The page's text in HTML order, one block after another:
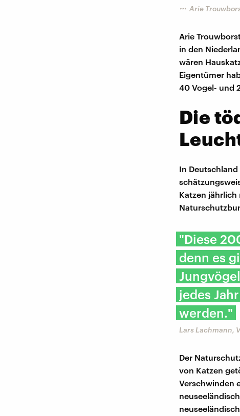
Arie
Arie
in den
wären
Eigentümer
40 Vogel- und
Die
In
Katzen
"Diese
denn es
jedes
werden."
Lars Lachmann,
Der
von Katzen
Verschwinden